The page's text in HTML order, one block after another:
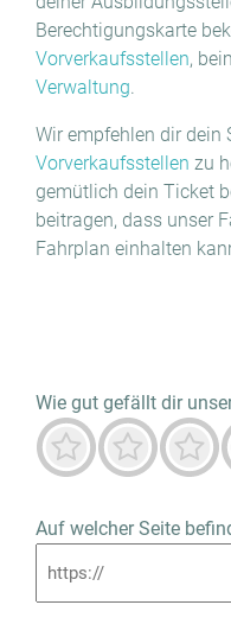
Berechtigungskarte
Vorverkaufsstellen,
Verwaltung.
Wir empfehlen dir dein
Vorverkaufsstellen zu
gemütlich dein Ticket
beitragen, dass unser
Fahrplan einhalten
Wie gut gefällt dir
Nicht gut
Furchtbar
Auf welcher Seite